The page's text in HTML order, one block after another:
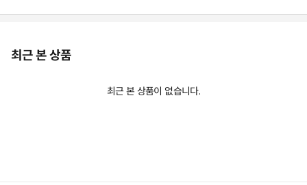
최근 본 상품
최근 본 상품이 없습니다.